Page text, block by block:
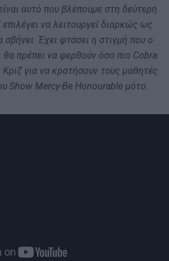
αυτό που βλέπουμε στη δεύτερη
να λειτουργεί διαρκώς ως
Έχει φτάσει η στιγμή που ο
θα πρέπει να φερθούν όσο πιο Cobra
Κριζ για να κρατήσουν τους μαθητές
Show Mercy-Be Honourable μότο.